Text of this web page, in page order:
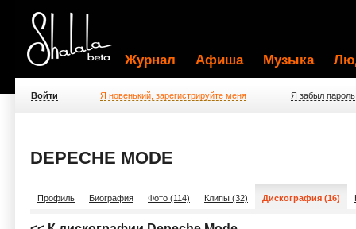
Журнал Афиша Музыка
Войти Я новенький, зарегистрируйте меня Я забыл пароль
DEPECHE MODE
Профиль Биография Фото (114) Клипы (32) Дискография (16)